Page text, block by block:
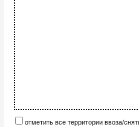
отметить все территории ввоза/